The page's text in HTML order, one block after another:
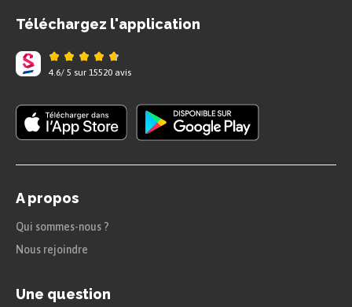
Téléchargez l'application
4.6/ 5 sur 15520 avis
A propos
Qui sommes-nous ?
Nous rejoindre
Une question